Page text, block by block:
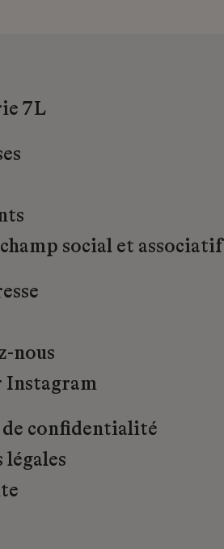
7L
social et associatif
nous
Instagram
confidentialité